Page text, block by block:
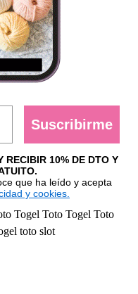
Suscribirme
RECIBIR 10% DE DTO Y
que ha leído y acepta
y cookies.
Togel Toto Togel Toto
toto slot